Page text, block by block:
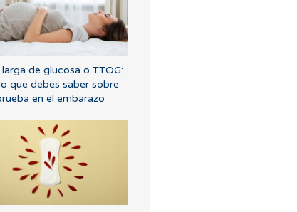
larga de glucosa o TTOG:
que debes saber sobre
en el embarazo